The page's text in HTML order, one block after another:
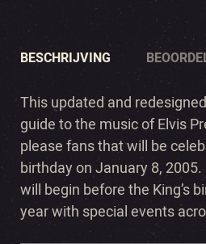
BESCHRIJVING
This updated and
guide to the music of Elvis
please fans that will be
birthday on January 8,
will begin before the King’s
year with special events